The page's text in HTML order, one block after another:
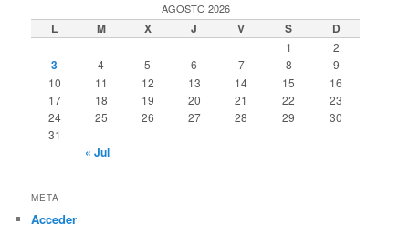
AGOSTO 2026
L M X J V S D
1 2
3 4 5 6 7 8
9
10
11 12 13 14 15
16
17
18 19 20 21 22
23
24
25 26 27 28 29
30
31
« Jul
META
Acceder